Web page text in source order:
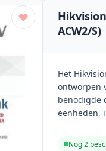
ACW2/S)
Het
ontworpen
benodigde
eenheden,
Nog 2